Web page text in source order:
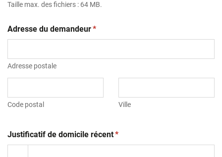
Taille max. des fichiers : 64 MB.
Adresse du demandeur(obligatoire)
*
Adresse postale
Code postal Ville
Justificatif de domicile récent(obligatoire)
*